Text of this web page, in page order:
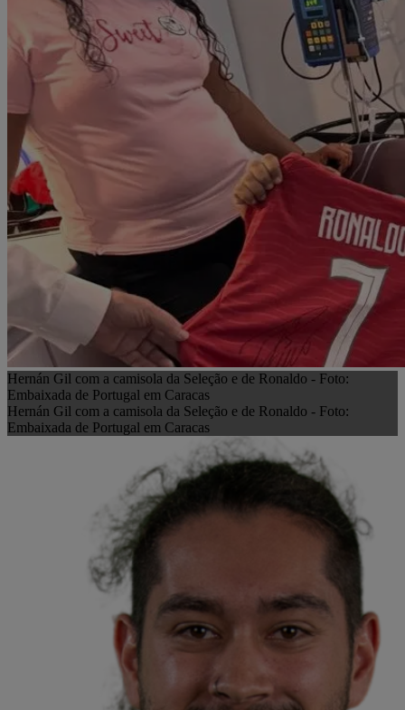
Hernán Gil com a camisola da Seleção e de Ronaldo - Foto:
Embaixada de Portugal em Caracas
Hernán Gil com a camisola da Seleção e de Ronaldo - Foto:
Embaixada de Portugal em Caracas